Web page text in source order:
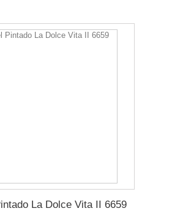
La Dolce Vita II 6659